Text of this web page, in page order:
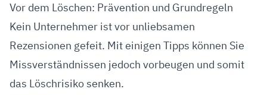
Vor dem Löschen: Prävention und Grundregeln
Kein Unternehmer ist vor unliebsamen
Rezensionen gefeit. Mit einigen Tipps können Sie
Missverständnissen jedoch vorbeugen und somit
das Löschrisiko senken.